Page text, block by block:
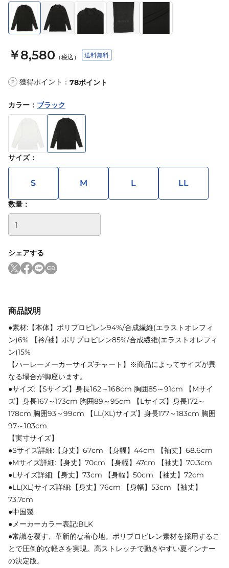
￥8,580 （税込） 送料無料
P 獲得ポイント： 78ポイント
カラー ： ブラック
サイズ：
S M L LL
数量：
シェアする
商品説明
●素材:【本体】ポリプロピレン94%/合成繊維(エラストオレフィ
ン)6% 【衿/袖】ポリプロピレン85%/合成繊維(エラストオレフィ
ン)15%
【ハーレーメーカーサイズチャート】※商品によってサイズが異
なる場合が御座います。
●サイズ:【Sサイズ】身長162～168cm 胸囲85～91cm 【Mサイ
ズ】身長167～173cm 胸囲89～95cm 【Lサイズ】身長172～
178cm 胸囲93～99cm 【LL(XL)サイズ】身長177～183cm 胸囲
97～103cm
【実寸サイズ】
●Sサイズ詳細:【身丈】67cm 【身幅】44cm 【袖丈】68.6cm
●Mサイズ詳細:【身丈】70cm 【身幅】47cm 【袖丈】70.3cm
●Lサイズ詳細:【身丈】73cm 【身幅】50cm 【袖丈】72cm
●LL(XL)サイズ詳細:【身丈】76cm 【身幅】53cm 【袖丈】
73.7cm
●中国製
●メーカーカラー表記:BLK
●常識を覆す、革新的な着心地。ポリプロピレン素材を採用するこ
とで圧倒的な軽さを実現。高ストレッチで動きやすい夏インナー
の決定版。